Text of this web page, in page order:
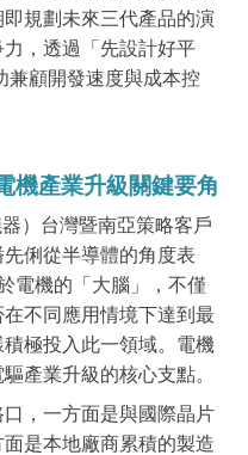
規劃未來三代產品的演
，透過「先設計好平
兼顧開發速度與成本控
機產業升級關鍵要角
器）台灣暨南亞策略客戶
俐從半導體的角度表
電機的「大腦」，不僅
不同應用情境下達到最
極投入此一領域。電機
產業升級的核心支點。
，一方面是與國際晶片
是本地廠商累積的製造